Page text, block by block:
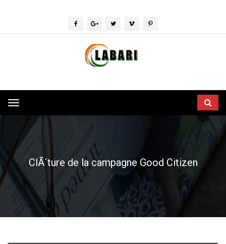
Toggle
navigation
ClÃ´ture de la campagne Good Citizen